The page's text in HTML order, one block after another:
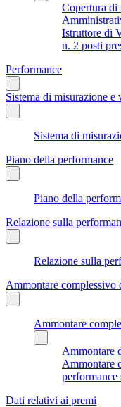
Copertura di
Istruttore di
n. 2 posti
Performance
Sistema di misurazione e
Sistema di
Piano della performance
Piano della
Relazione sulla
Relazione sulla
Ammontare complessivo
Ammontare
Ammontare
Ammontare
performance
Dati relativi ai premi